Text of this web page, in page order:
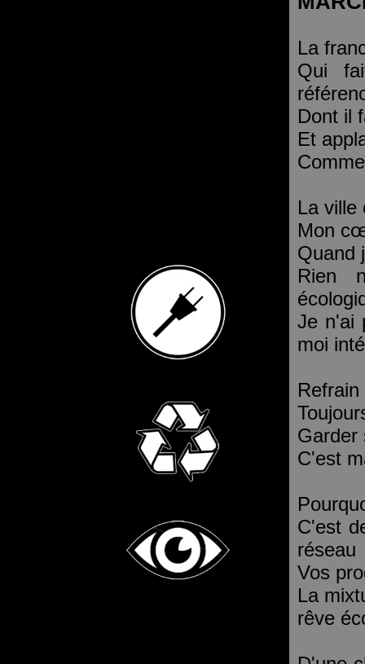
La
Qui
Dont il
Et
La ville
Mon
Quand
Rien
Je n'ai
moi
Garder
C'est
C'est
réseau
Vos
La
rêve